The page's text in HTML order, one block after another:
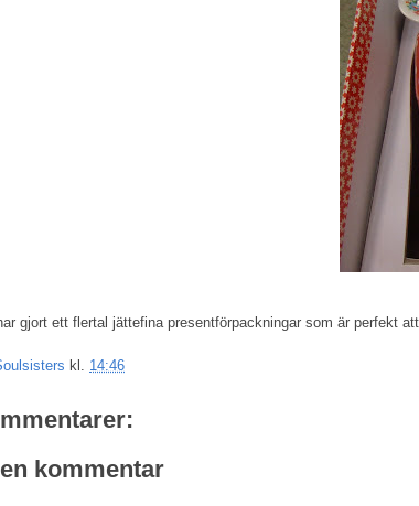
gjort ett flertal jättefina presentförpackningar som är perfekt
kl. 14:46
kommentar